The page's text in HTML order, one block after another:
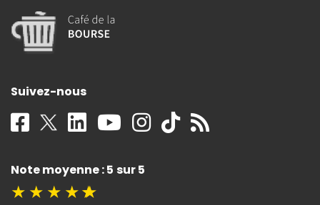
Suivez-nous
Note moyenne : 5 sur 5
★ ★ ★ ★★